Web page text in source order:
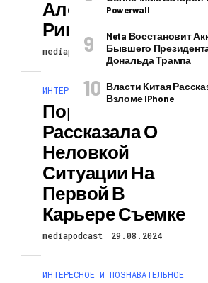
Алергічного
Риніту
mediapodcast 29.08.2024
ИНТЕРЕСНОЕ И ПОЗНАВАТЕЛЬНОЕ
Порноактриса
Рассказала О
Неловкой
Ситуации На
Первой В
Карьере Съемке
mediapodcast 29.08.2024
ИНТЕРЕСНОЕ И ПОЗНАВАТЕЛЬНОЕ
Powerwall
Meta Восстановит
Бывшего
Дональда Трампа
Власти Китая
Взломе IPhone